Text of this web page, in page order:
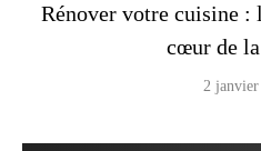
Rénover votre cuisine :
cœur de
2